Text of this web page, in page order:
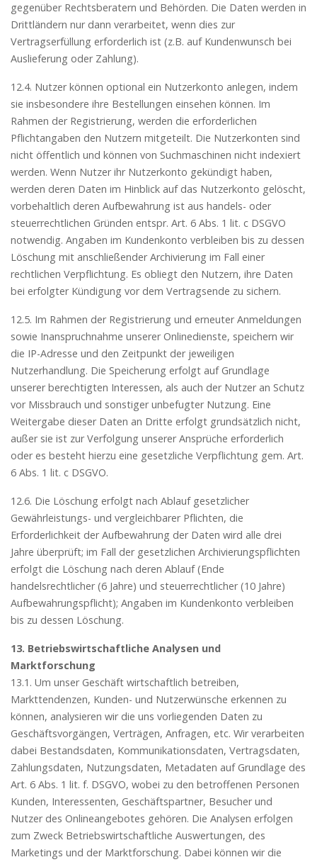
gegenüber Rechtsberatern und Behörden. Die Daten werden in
Drittländern nur dann verarbeitet, wenn dies zur
Vertragserfüllung erforderlich ist (z.B. auf Kundenwunsch bei
Auslieferung oder Zahlung).
12.4. Nutzer können optional ein Nutzerkonto anlegen, indem
sie insbesondere ihre Bestellungen einsehen können. Im
Rahmen der Registrierung, werden die erforderlichen
Pflichtangaben den Nutzern mitgeteilt. Die Nutzerkonten sind
nicht öffentlich und können von Suchmaschinen nicht indexiert
werden. Wenn Nutzer ihr Nutzerkonto gekündigt haben,
werden deren Daten im Hinblick auf das Nutzerkonto gelöscht,
vorbehaltlich deren Aufbewahrung ist aus handels- oder
steuerrechtlichen Gründen entspr. Art. 6 Abs. 1 lit. c DSGVO
notwendig. Angaben im Kundenkonto verbleiben bis zu dessen
Löschung mit anschließender Archivierung im Fall einer
rechtlichen Verpflichtung. Es obliegt den Nutzern, ihre Daten
bei erfolgter Kündigung vor dem Vertragsende zu sichern.
12.5. Im Rahmen der Registrierung und erneuter Anmeldungen
sowie Inanspruchnahme unserer Onlinedienste, speichern wir
die IP-Adresse und den Zeitpunkt der jeweiligen
Nutzerhandlung. Die Speicherung erfolgt auf Grundlage
unserer berechtigten Interessen, als auch der Nutzer an Schutz
vor Missbrauch und sonstiger unbefugter Nutzung. Eine
Weitergabe dieser Daten an Dritte erfolgt grundsätzlich nicht,
außer sie ist zur Verfolgung unserer Ansprüche erforderlich
oder es besteht hierzu eine gesetzliche Verpflichtung gem. Art.
6 Abs. 1 lit. c DSGVO.
12.6. Die Löschung erfolgt nach Ablauf gesetzlicher
Gewährleistungs- und vergleichbarer Pflichten, die
Erforderlichkeit der Aufbewahrung der Daten wird alle drei
Jahre überprüft; im Fall der gesetzlichen Archivierungspflichten
erfolgt die Löschung nach deren Ablauf (Ende
handelsrechtlicher (6 Jahre) und steuerrechtlicher (10 Jahre)
Aufbewahrungspflicht); Angaben im Kundenkonto verbleiben
bis zu dessen Löschung.
13. Betriebswirtschaftliche Analysen und
Marktforschung
13.1. Um unser Geschäft wirtschaftlich betreiben,
Markttendenzen, Kunden- und Nutzerwünsche erkennen zu
können, analysieren wir die uns vorliegenden Daten zu
Geschäftsvorgängen, Verträgen, Anfragen, etc. Wir verarbeiten
dabei Bestandsdaten, Kommunikationsdaten, Vertragsdaten,
Zahlungsdaten, Nutzungsdaten, Metadaten auf Grundlage des
Art. 6 Abs. 1 lit. f. DSGVO, wobei zu den betroffenen Personen
Kunden, Interessenten, Geschäftspartner, Besucher und
Nutzer des Onlineangebotes gehören. Die Analysen erfolgen
zum Zweck Betriebswirtschaftliche Auswertungen, des
Marketings und der Marktforschung. Dabei können wir die